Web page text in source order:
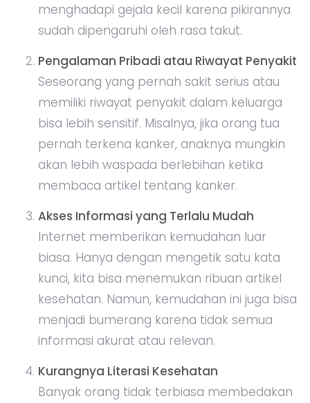
menghadapi gejala kecil karena pikirannya
sudah dipengaruhi oleh rasa takut.
Pengalaman Pribadi atau Riwayat Penyakit
Seseorang yang pernah sakit serius atau
memiliki riwayat penyakit dalam keluarga
bisa lebih sensitif. Misalnya, jika orang tua
pernah terkena kanker, anaknya mungkin
akan lebih waspada berlebihan ketika
membaca artikel tentang kanker.
Akses Informasi yang Terlalu Mudah
Internet memberikan kemudahan luar
biasa. Hanya dengan mengetik satu kata
kunci, kita bisa menemukan ribuan artikel
kesehatan. Namun, kemudahan ini juga bisa
menjadi bumerang karena tidak semua
informasi akurat atau relevan.
Kurangnya Literasi Kesehatan
Banyak orang tidak terbiasa membedakan